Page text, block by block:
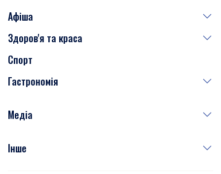
Афіша
Сьогодні
Завтра
Субота
Здоров'я та краса
Медицина
Краса
Спорт
Гастрономія
Рецепти
Медіа
Фото
Інше